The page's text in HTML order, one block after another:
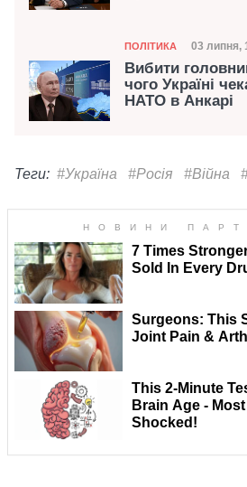
Категорія
ПОЛІТИКА Дата
03 липня,
Вибити
чого Україні
НАТО в Анкарі
Теги: #Україна #Росія #Війна